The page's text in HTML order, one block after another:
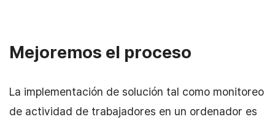
Mejoremos el proceso
La implementación de solución tal como monitoreo
de actividad de trabajadores en un ordenador es